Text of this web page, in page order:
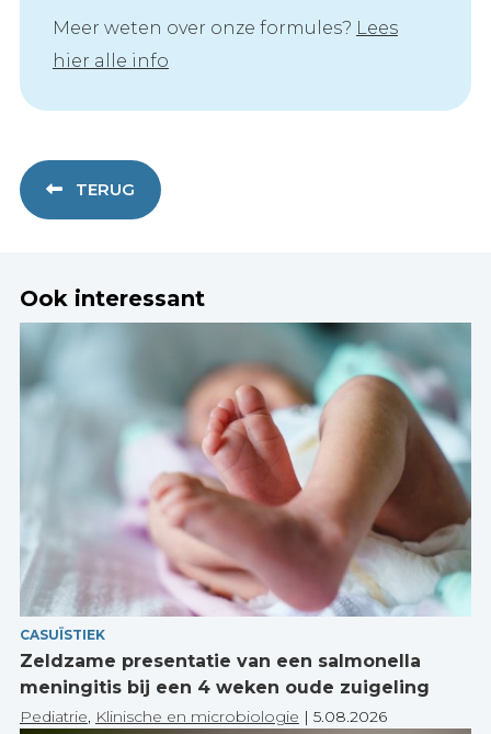
Meer weten over onze formules? Lees
hier alle info
TERUG
Ook interessant
CASUÏSTIEK
Zeldzame presentatie van een salmonella
meningitis bij een 4 weken oude zuigeling
Pediatrie, Klinische en microbiologie | 5.08.2026